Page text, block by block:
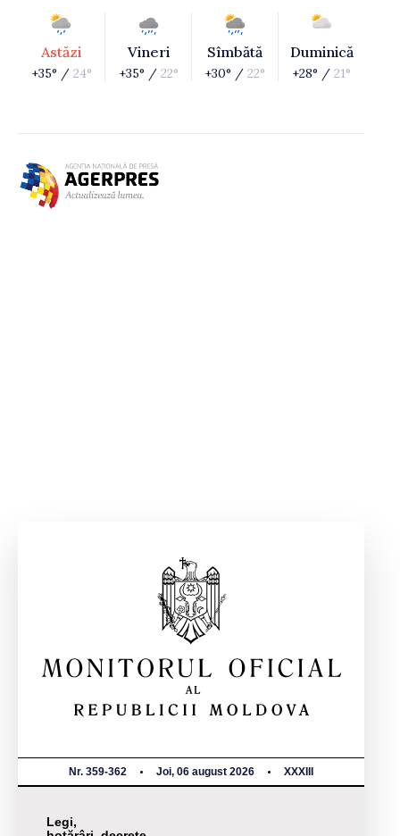
Astăzi
+35° / 24°
Vineri
+35° / 22°
Sîmbătă
+30° / 22°
Duminică
+28° / 21°
Nr. 359-362 Joi, 06 august 2026 XXXIII
Legi,